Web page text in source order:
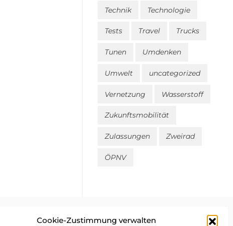
Cookie-Zustimmung verwalten
Technik Technologie
Tests Travel Trucks
Tunen Umdenken
Umwelt uncategorized
Vernetzung Wasserstoff
Zukunftsmobilität
Zulassungen Zweirad
ÖPNV